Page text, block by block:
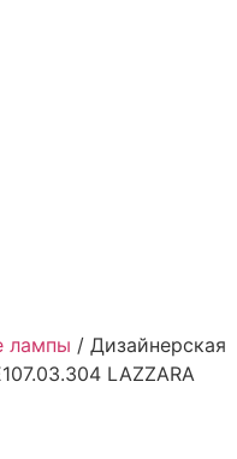
лампы / Дизайнерская
LAZZARA